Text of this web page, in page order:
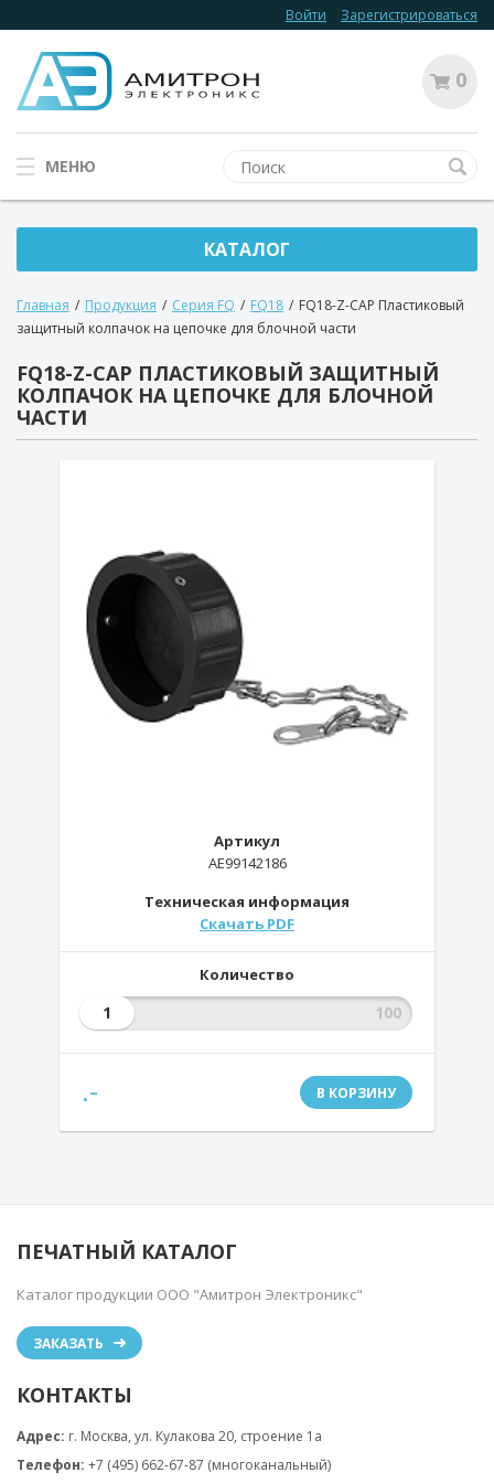
Войти Зарегистрироваться
0
МЕНЮ
КАТАЛОГ
Главная / Продукция / Серия FQ / FQ18 / FQ18-Z-CAP Пластиковый
защитный колпачок на цепочке для блочной части
FQ18-Z-CAP ПЛАСТИКОВЫЙ ЗАЩИТНЫЙ
КОЛПАЧОК НА ЦЕПОЧКЕ ДЛЯ БЛОЧНОЙ
ЧАСТИ
Артикул
AE99142186
Техническая информация
Скачать PDF
Количество
1
.- В КОРЗИНУ
ПЕЧАТНЫЙ КАТАЛОГ
Каталог продукции ООО "Амитрон Электроникс"
ЗАКАЗАТЬ
КОНТАКТЫ
Адрес: г. Москва, ул. Кулакова 20, строение 1a
Телефон: +7 (495) 662-67-87 (многоканальный)